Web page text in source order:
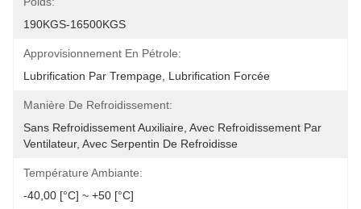
190KGS-16500KGS
Approvisionnement En Pétrole:
Lubrification Par Trempage, Lubrification Forcée
Manière De Refroidissement:
Sans Refroidissement Auxiliaire, Avec Refroidissement Par
Ventilateur, Avec Serpentin De Refroidisse
Température Ambiante:
-40,00 [°C] ~ +50 [°C]